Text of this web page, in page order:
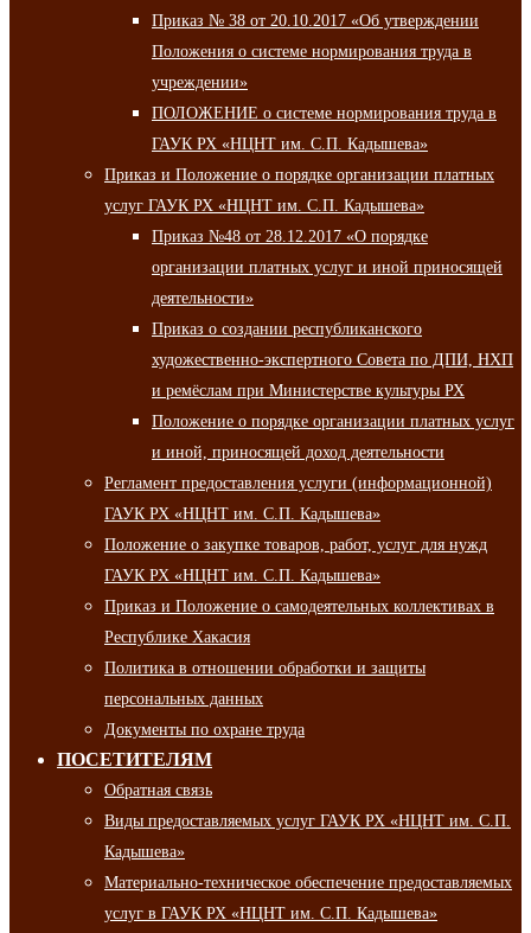
Приказ № 38 от 20.10.2017 «Об утверждении
Положения о системе нормирования труда в
учреждении»
ПОЛОЖЕНИЕ о системе нормирования труда в
ГАУК РХ «НЦНТ им. С.П. Кадышева»
Приказ и Положение о порядке организации платных
услуг ГАУК РХ «НЦНТ им. С.П. Кадышева»
Приказ №48 от 28.12.2017 «О порядке
организации платных услуг и иной приносящей
деятельности»
Приказ о создании республиканского
художественно-экспертного Совета по ДПИ, НХП
и ремёслам при Министерстве культуры РХ
Положение о порядке организации платных услуг
и иной, приносящей доход деятельности
Регламент предоставления услуги (информационной)
ГАУК РХ «НЦНТ им. С.П. Кадышева»
Положение о закупке товаров, работ, услуг для нужд
ГАУК РХ «НЦНТ им. С.П. Кадышева»
Приказ и Положение о самодеятельных коллективах в
Республике Хакасия
Политика в отношении обработки и защиты
персональных данных
Документы по охране труда
ПОСЕТИТЕЛЯМ
Обратная связь
Виды предоставляемых услуг ГАУК РХ «НЦНТ им. С.П.
Кадышева»
Материально-техническое обеспечение предоставляемых
услуг в ГАУК РХ «НЦНТ им. С.П. Кадышева»